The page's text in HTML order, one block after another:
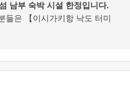
남부 숙박 시설 한정입니다.
들은 【이시가키항 낙도 터미